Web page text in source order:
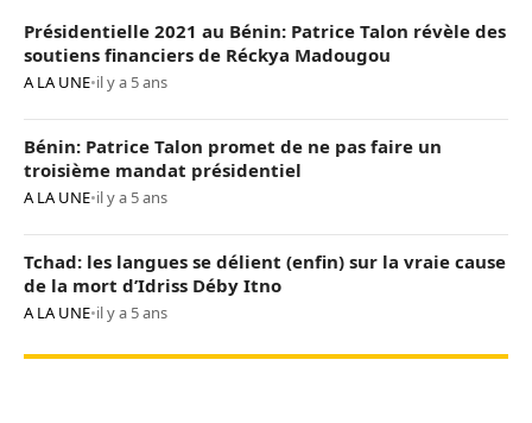
Présidentielle 2021 au Bénin: Patrice Talon révèle des
soutiens financiers de Réckya Madougou
A LA UNE•il y a 5 ans
Bénin: Patrice Talon promet de ne pas faire un
troisième mandat présidentiel
A LA UNE•il y a 5 ans
Tchad: les langues se délient (enfin) sur la vraie cause
de la mort d’Idriss Déby Itno
A LA UNE•il y a 5 ans